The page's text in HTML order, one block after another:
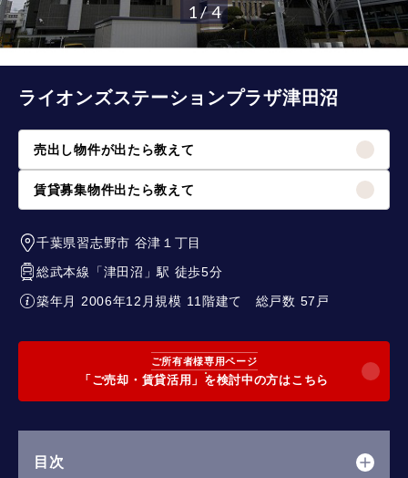
1 / 4
ライオンズステーションプラザ津田沼
売出し物件が出たら教えて
賃貸募集物件出たら教えて
千葉県習志野市 谷津１丁目
総武本線
「津田沼 」駅 徒歩5分
築年月 2006年12月規模 11階建て 総戸数 57戸
ご所有者様専用ページ
「ご売却・賃貸活用」を検討中の方はこちら
目次